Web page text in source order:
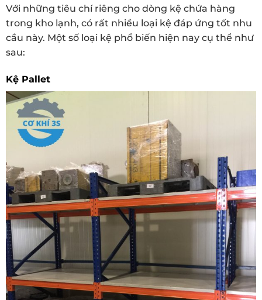
Với những tiêu chí riêng cho dòng kệ chứa hàng
trong kho lạnh, có rất nhiều loại kệ đáp ứng tốt nhu
cầu này. Một số loại kệ phổ biến hiện nay cụ thể như
sau:
Kệ Pallet